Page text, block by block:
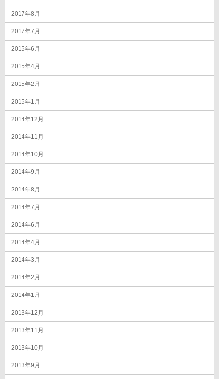
2017年8月
2017年7月
2015年6月
2015年4月
2015年2月
2015年1月
2014年12月
2014年11月
2014年10月
2014年9月
2014年8月
2014年7月
2014年6月
2014年4月
2014年3月
2014年2月
2014年1月
2013年12月
2013年11月
2013年10月
2013年9月